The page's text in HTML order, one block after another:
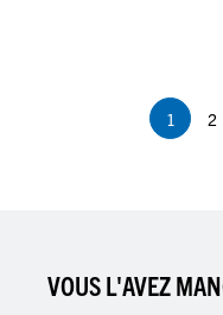
Page
courante
1 2
VOUS L'AVEZ